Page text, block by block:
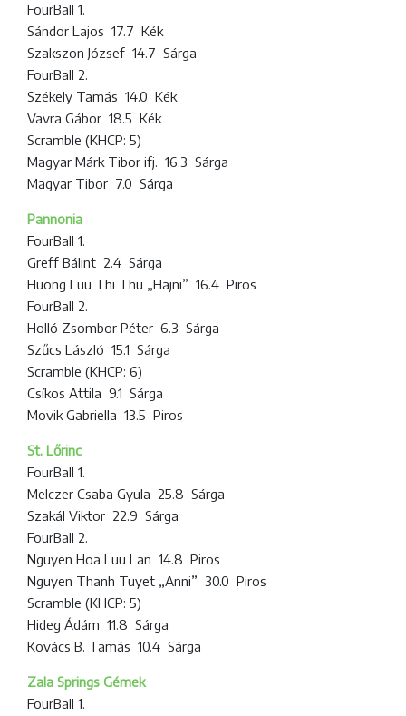
FourBall 1.
Sándor Lajos 17.7 Kék
Szakszon József 14.7 Sárga
FourBall 2.
Székely Tamás 14.0 Kék
Vavra Gábor 18.5 Kék
Scramble (KHCP: 5)
Magyar Márk Tibor ifj. 16.3 Sárga
Magyar Tibor 7.0 Sárga
Pannonia
FourBall 1.
Greff Bálint 2.4 Sárga
Huong Luu Thi Thu „Hajni” 16.4 Piros
FourBall 2.
Holló Zsombor Péter 6.3 Sárga
Szűcs László 15.1 Sárga
Scramble (KHCP: 6)
Csíkos Attila 9.1 Sárga
Movik Gabriella 13.5 Piros
St. Lőrinc
FourBall 1.
Melczer Csaba Gyula 25.8 Sárga
Szakál Viktor 22.9 Sárga
FourBall 2.
Nguyen Hoa Luu Lan 14.8 Piros
Nguyen Thanh Tuyet „Anni” 30.0 Piros
Scramble (KHCP: 5)
Hideg Ádám 11.8 Sárga
Kovács B. Tamás 10.4 Sárga
Zala Springs Gémek
FourBall 1.